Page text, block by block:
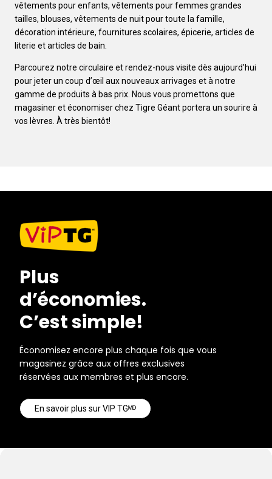
vêtements pour enfants, vêtements pour femmes grandes
tailles, blouses, vêtements de nuit pour toute la famille,
décoration intérieure, fournitures scolaires, épicerie, articles de
literie et articles de bain.
Parcourez notre circulaire et rendez-nous visite dès aujourd’hui
pour jeter un coup d’œil aux nouveaux arrivages et à notre
gamme de produits à bas prix. Nous vous promettons que
magasiner et économiser chez Tigre Géant portera un sourire à
vos lèvres. À très bientôt!
Plus
d’économies.
C’est simple!
Économisez encore plus chaque fois que vous
magasinez grâce aux offres exclusives
réservées aux membres et plus encore.
En savoir plus sur VIP TGᴹᴰ